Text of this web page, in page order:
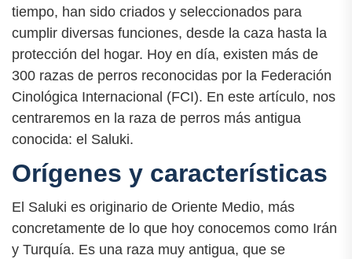
tiempo, han sido criados y seleccionados para
cumplir diversas funciones, desde la caza hasta la
protección del hogar. Hoy en día, existen más de
300 razas de perros reconocidas por la Federación
Cinológica Internacional (FCI). En este artículo, nos
centraremos en la raza de perros más antigua
conocida: el Saluki.
Orígenes y características
El Saluki es originario de Oriente Medio, más
concretamente de lo que hoy conocemos como Irán
y Turquía. Es una raza muy antigua, que se